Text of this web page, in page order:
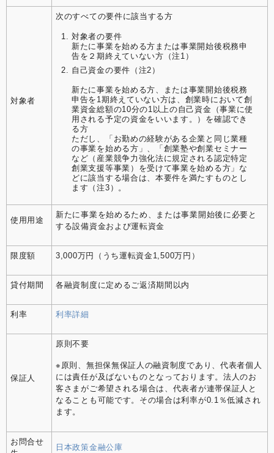
対象者
次のすべての要件に該当する方
対象者の要件
新たに事業を始める方または事業開始後税務申
告を２期終えていない方（注1）
自己資金の要件（注2）
新たに事業を始める方、または事業開始後税務
申告を1期終えていない方は、創業時において創
業資金総額の10分の1以上の自己資金（事業に使
用される予定の資金をいいます。）を確認でき
る方
ただし、「お勤めの経験がある企業と同じ業種
の事業を始める方」、「創業塾や創業セミナー
など（産業競争力強化法に規定される認定特定
創業支援等事業）を受けて事業を始める方」な
どに該当する場合は、本要件を満たすものとし
ます（注3）。
使用用途
新たに事業を始めるため、または事業開始後に必要と
する設備資金および運転資金
限度額 3,000万円（うち運転資金1,500万円）
貸付期間 各融資制度に定めるご返済期間以内
利率 利率詳細
保証人
原則不要
※原則、無担保無保証人の融資制度であり、代表者個人
には責任が及ばないものとなっております。法人のお
客さまがご希望される場合は、代表者が連帯保証人と
なることも可能です。その場合は利率が0.1％低減され
ます。
お問合せ
日本政策金融公庫